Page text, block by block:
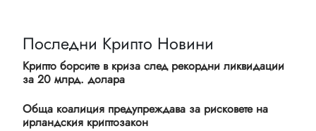
Последни Крипто Новини
Крипто борсите в криза след рекордни ликвидации
за 20 млрд. долара
Обща коалиция предупреждава за рисковете на
ирландския криптозакон